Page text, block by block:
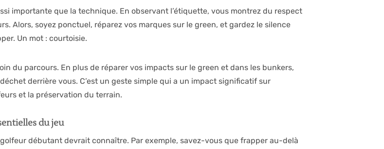
importante que la technique. En observant l’étiquette, vous montrez du respect
Alors, soyez ponctuel, réparez vos marques sur le green, et gardez le silence
Un mot : courtoisie.
du parcours. En plus de réparer vos impacts sur le green et dans les bunkers,
derrière vous. C’est un geste simple qui a un impact significatif sur
et la préservation du terrain.
du jeu
débutant devrait connaître. Par exemple, savez-vous que frapper au-delà